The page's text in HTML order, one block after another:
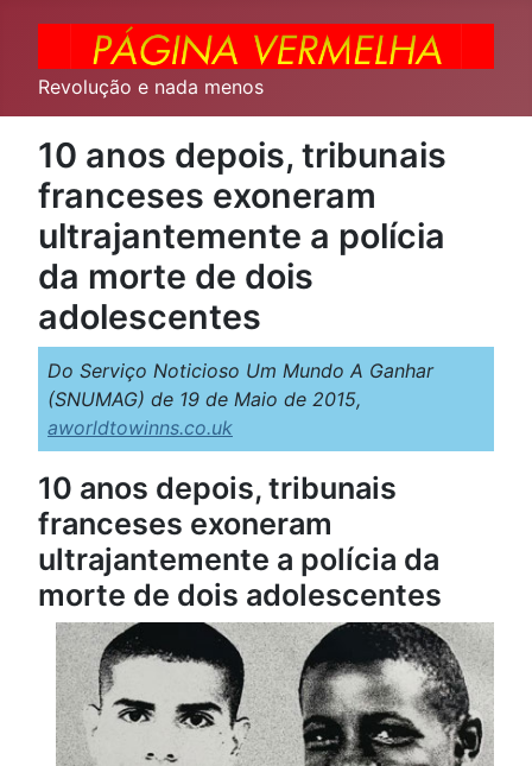
Revolução e nada menos
10 anos depois, tribunais
franceses exoneram
ultrajantemente a polícia
da morte de dois
adolescentes
Do Serviço Noticioso Um Mundo A Ganhar
(SNUMAG) de 19 de Maio de 2015,
aworldtowinns.co.uk
10 anos depois, tribunais
franceses exoneram
ultrajantemente a polícia da
morte de dois adolescentes